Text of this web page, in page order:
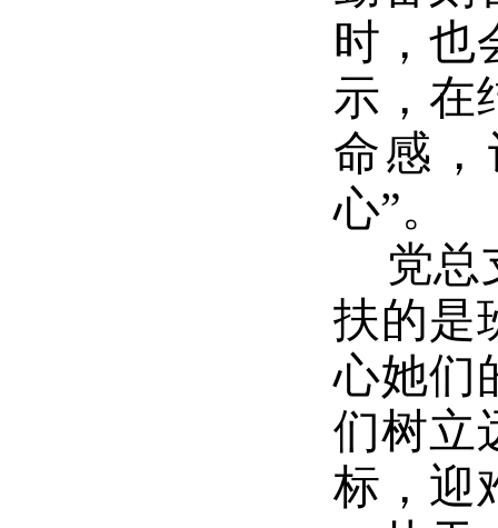
时，也
示，在
命感
心”。
党总
扶的是
心她们
们树立
标，迎